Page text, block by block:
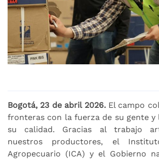
Bogotá, 23 de abril 2026.El campo
fronteras con la fuerza de su gente y
su calidad. Gracias al trabajo
nuestros productores, el
Agropecuario (ICA) y el Gobierno